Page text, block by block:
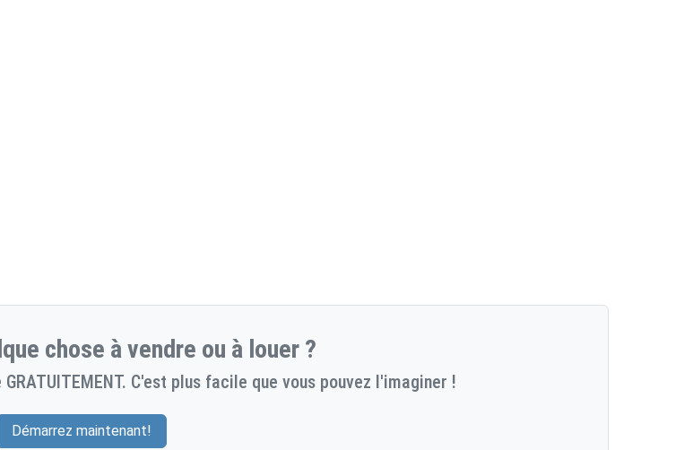
chose à vendre ou à louer ?
C'est plus facile que vous pouvez l'imaginer !
Démarrez maintenant!